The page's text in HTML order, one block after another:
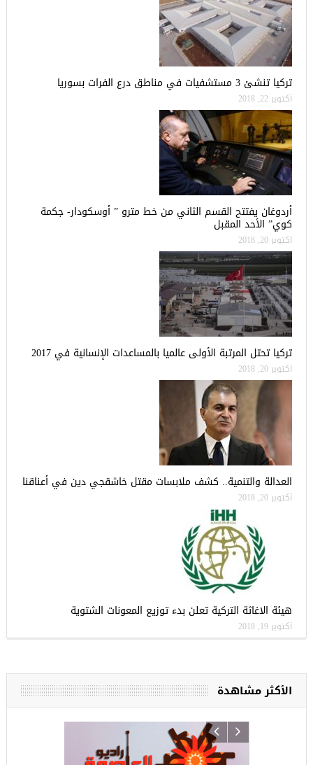
تركيا تنشئ 3 مستشفيات في مناطق درع الفرات بسوريا
أكتوبر 22, 2018
أردوغان يفتتح القسم الثاني من خط مترو ” أوسكودار- جكمة
كوي” الأحد المقبل
أكتوبر 20, 2018
تركيا تحتل المرتبة الأولى عالميا بالمساعدات الإنسانية في 2017
أكتوبر 20, 2018
العدالة والتنمية.. كشف ملابسات مقتل خاشقجي دين في أعناقنا
أكتوبر 20, 2018
هيئة الاغاثة التركية تعلن بدء توزيع المعونات الشتوية
أكتوبر 19, 2018
الأكثر مشاهدة